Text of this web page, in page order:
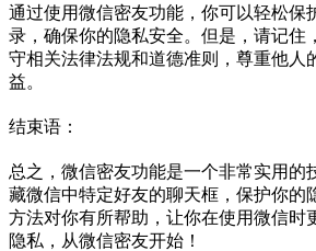
通过使用微信密友功能，你可以轻松保
录，确保你的隐私安全。但是，请记住
守相关法律法规和道德准则，尊重他人
益。
结束语：
总之，微信密友功能是一个非常实用的
藏微信中特定好友的聊天框，保护你的
方法对你有所帮助，让你在使用微信时
隐私，从微信密友开始！